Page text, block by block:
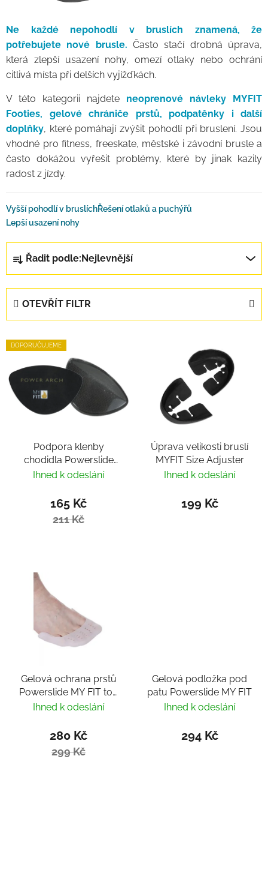
Ne každé nepohodlí v bruslích znamená, že
potřebujete nové brusle. Často stačí drobná úprava,
která zlepší usazení nohy, omezí otlaky nebo ochrání
citlivá místa při delších vyjížďkách.
V této kategorii najdete neoprenové návleky MYFIT
Footies, gelové chrániče prstů, podpatěnky i další
doplňky, které pomáhají zvýšit pohodlí při bruslení. Jsou
vhodné pro fitness, freeskate, městské i závodní brusle a
často dokážou vyřešit problémy, které by jinak kazily
radost z jízdy.
Vyšší pohodlí v bruslíchŘešení otlaků a puchýřů
Lepší usazení nohy
Řazení produktů
Řadit podle: Nejlevnější
OTEVŘÍT FILTR
Výpis produktů
DOPORUČUJEME
Podpora klenby
chodidla Powerslide
MY FIT
Ihned k odeslání
165 Kč
211 Kč
Úprava velikosti bruslí
MYFIT Size Adjuster
Ihned k odeslání
199 Kč
Gelová ochrana prstů
Powerslide MY FIT toe
cover
Ihned k odeslání
280 Kč
299 Kč
Gelová podložka pod
patu Powerslide MY FIT
Ihned k odeslání
294 Kč